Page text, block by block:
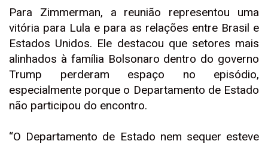
Para Zimmerman, a reunião representou uma
vitória para Lula e para as relações entre Brasil e
Estados Unidos. Ele destacou que setores mais
alinhados à família Bolsonaro dentro do governo
Trump perderam espaço no episódio,
especialmente porque o Departamento de Estado
não participou do encontro.
“O Departamento de Estado nem sequer esteve